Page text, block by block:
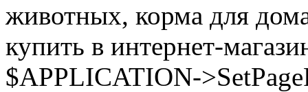
животных, корма для
купить в интернет-
$APPLICATION-